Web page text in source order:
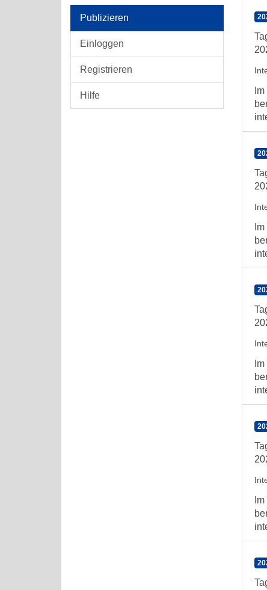
Publizieren
Einloggen
Registrieren
Hilfe